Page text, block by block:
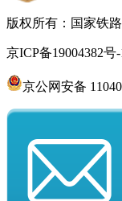
版权所有：国家铁
京ICP备19004382
京公网安备